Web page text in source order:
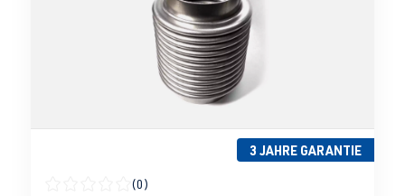
3 JAHRE GARANTIE
(0)